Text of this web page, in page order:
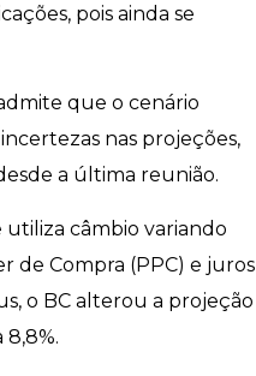
pois ainda se
que o cenário
nas projeções,
a última reunião.
câmbio variando
de Compra (PPC) e juros
o BC alterou a projeção
8,8%.